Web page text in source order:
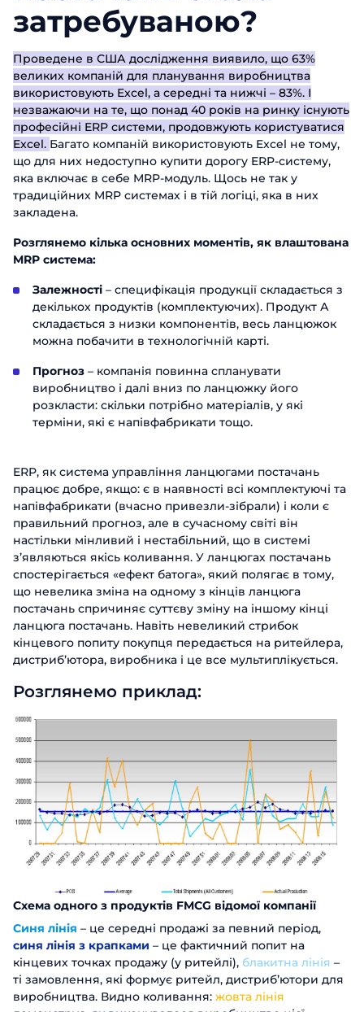
затребуваною?
Проведене в США дослідження виявило, що 63%
великих компаній для планування виробництва
використовують Excel, а середні та нижчі – 83%. І
незважаючи на те, що понад 40 років на ринку існують
професійні ERP системи, продовжують користуватися
Excel. Багато компаній використовують Excel не тому,
що для них недоступно купити дорогу ERP-систему,
яка включає в себе MRP-модуль. Щось не так у
традиційних MRP системах і в тій логіці, яка в них
закладена.
Розглянемо кілька основних моментів, як влаштована
MRP система:
Залежності – специфікація продукції складається з
декількох продуктів (комплектуючих). Продукт А
складається з низки компонентів, весь ланцюжок
можна побачити в технологічній карті.
Прогноз – компанія повинна спланувати
виробництво і далі вниз по ланцюжку його
розкласти: скільки потрібно матеріалів, у які
терміни, які є напівфабрикати тощо.
ERP, як система управління ланцюгами постачань
працює добре, якщо: є в наявності всі комплектуючі та
напівфабрикати (вчасно привезли-зібрали) і коли є
правильний прогноз, але в сучасному світі він
настільки мінливий і нестабільний, що в системі
з’являються якісь коливання. У ланцюгах постачань
спостерігається «ефект батога», який полягає в тому,
що невелика зміна на одному з кінців ланцюга
постачань спричиняє суттєву зміну на іншому кінці
ланцюга постачань. Навіть невеликий стрибок
кінцевого попиту покупця передається на ритейлера,
дистриб’ютора, виробника і це все мультиплікується.
Розглянемо приклад:
Схема одного з продуктів FMCG відомої компанії
Синя лінія – це середні продажі за певний період,
синя лінія з крапками – це фактичний попит на
кінцевих точках продажу (у ритейлі), блакитна лінія –
ті замовлення, які формує ритейл, дистриб’ютори для
виробництва. Видно коливання: жовта лінія